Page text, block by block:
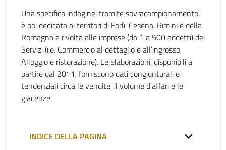
Una specifica indagine, tramite sovracampionamento,
è poi dedicata ai territori di Forlì-Cesena, Rimini e della
Romagna e rivolta alle imprese (da 1 a 500 addetti) dei
Servizi (i.e. Commercio al dettaglio e all’ingrosso,
Alloggio e ristorazione). Le elaborazioni, disponibili a
partire dal 2011, forniscono dati congiunturali e
tendenziali circa le vendite, il volume d’affari e le
giacenze.
INDICE DELLA PAGINA